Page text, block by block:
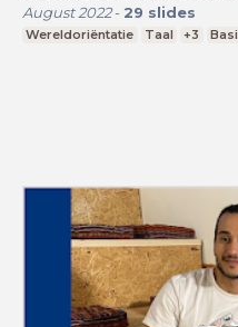
August 2022- 29 slides
Wereldoriëntatie Taal +3